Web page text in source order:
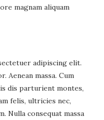
magnam aliquam
adipiscing elit.
Aenean massa. Cum
dis parturient montes,
felis, ultricies nec,
Nulla consequat massa